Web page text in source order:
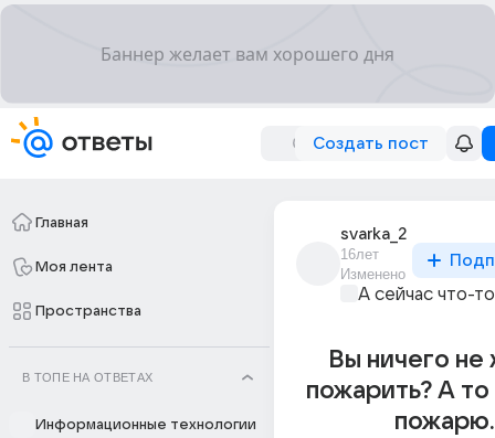
Создать пост
Главная
Моя лента
Пространства
В ТОПЕ НА ОТВЕТАХ
Информационные технологии
svarka_2
16лет
Изменено
А сейчас что-
Вы ничего не
пожарить? А